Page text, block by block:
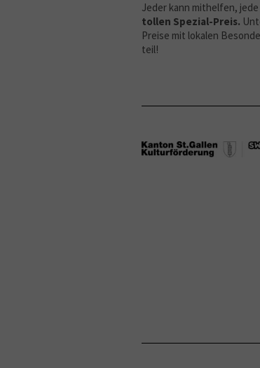
Jeder kann mithelfen,
tollen Spezial-Preis.
Preise mit lokalen
teil!